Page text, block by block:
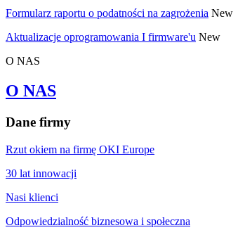
Formularz raportu o podatności na zagrożenia New
Aktualizacje oprogramowania I firmware'u New
O NAS
O NAS
Dane firmy
Rzut okiem na firmę OKI Europe
30 lat innowacji
Nasi klienci
Odpowiedzialność biznesowa i społeczna